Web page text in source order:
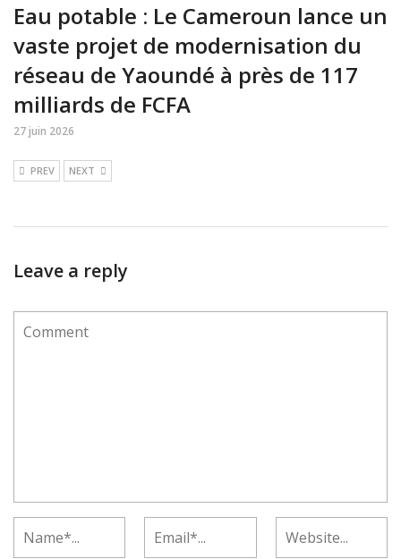
Eau potable : Le Cameroun lance un
vaste projet de modernisation du
réseau de Yaoundé à près de 117
milliards de FCFA
27 juin 2026
PREV NEXT
Leave a reply